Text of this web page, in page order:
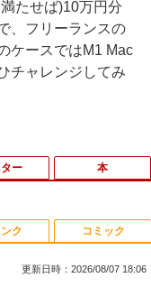
たせば)10万円分
、フリーランスの
ケースではM1 Mac
チャレンジしてみ
！】新生活 新古品 W
ートパソコンoffice
トPC 初期設定済 1
ー
クーポン 8/12 10時
型 液晶ディスプレ
レイ 液晶モニター PC
本
定][新品]ちいかわ な
いやつ(8) なんか人魚
ん&ノートBOX付き
更新日時：2026/08/07 18:06
ンク コミック